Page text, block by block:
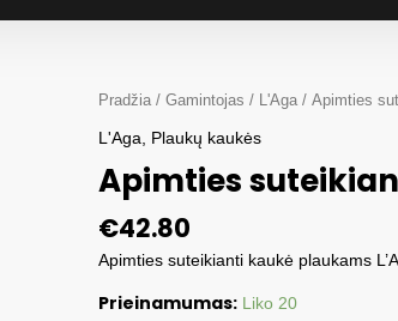
Pradžia /Gamintojas / L'Aga / Apimties
L'Aga Plaukų kaukės
Apimties
€42.80
Apimties suteikianti kaukė plaukams
Prieinamumas: Liko 20